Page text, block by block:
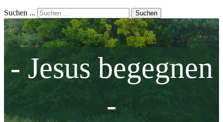
Suchen ... Suchen
- Jesus begegnen
-